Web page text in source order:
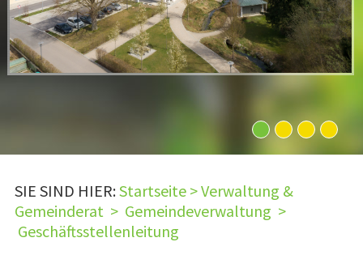
SIE SIND HIER:Startseite>Verwaltung &
Gemeinderat> Gemeindeverwaltung >
Geschäftsstellenleitung